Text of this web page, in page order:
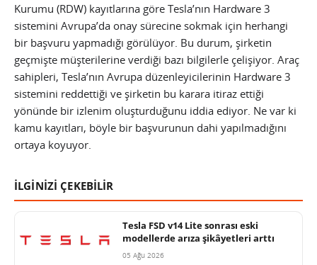
Kurumu (RDW) kayıtlarına göre Tesla’nın Hardware 3
sistemini Avrupa’da onay sürecine sokmak için herhangi
bir başvuru yapmadığı görülüyor. Bu durum, şirketin
geçmişte müşterilerine verdiği bazı bilgilerle çelişiyor. Araç
sahipleri, Tesla’nın Avrupa düzenleyicilerinin Hardware 3
sistemini reddettiği ve şirketin bu karara itiraz ettiği
yönünde bir izlenim oluşturduğunu iddia ediyor. Ne var ki
kamu kayıtları, böyle bir başvurunun dahi yapılmadığını
ortaya koyuyor.
İLGİNİZİ ÇEKEBİLİR
Tesla FSD v14 Lite sonrası eski
modellerde arıza şikâyetleri arttı
05 Ağu 2026